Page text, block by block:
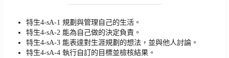
特生4-sA-1 規劃與管理自己的生活。
特生4-sA-2 能為自己做的決定負責。
特生4-sA-3 能表達對生涯規劃的想法，並與他人討論。
特生4-sA-4 執行自訂的目標並檢核結果。